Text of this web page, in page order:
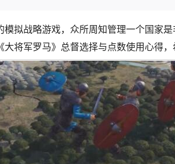
模拟战略游戏，众所周知管理一个国家
将军罗马》总督选择与点数使用心得，